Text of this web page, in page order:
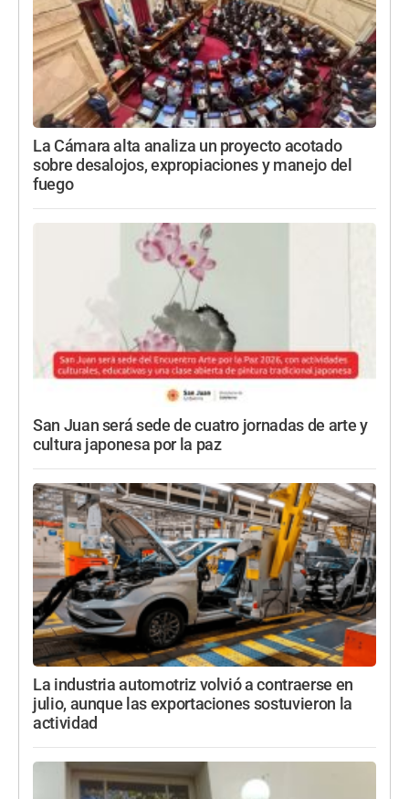
La Cámara alta analiza un proyecto acotado
sobre desalojos, expropiaciones y manejo del
fuego
San Juan será sede de cuatro jornadas de arte y
cultura japonesa por la paz
La industria automotriz volvió a contraerse en
julio, aunque las exportaciones sostuvieron la
actividad